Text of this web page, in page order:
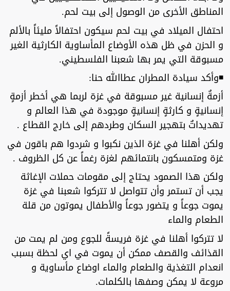
المناطق الأخرى من الوصول إلى بيت لحم.
احتفال الميلاد في بيت لحم سيكون احتفالاً مليئاً بالألم
و الحزن في ظل هذه الأوضاع المأساوية الكارثية الغير
مسبوقة التي يمر بها شعبنا الفلسطيني.
◾وأكد سيادة المطران عطاالله حنا:
أزمةٌ إنسانية غير مسبوقة في غزة لربما هي أخطر أزمةٍ
إنسانيةٍ و كارثةٍ إنسانيةٍ موجودة في هذا العالم و
تهديداتٌ بتهجير السكان وطردهم إلى خارج القطاع .
ولكن أهلنا في غزة الذين نكبوا و شردوا هم باقون في
غزة ومتمسكون بانتمائهم لغزة رغماً عن كل الظروف .
ولكن هذا الصمود يحتاج إلى مقومات حملات الإغاثة
يجب أن تستمر وأن تتواصل لا تتركوا شعبنا في غزة
يموت جوعاً و يتضور جوعاً والأطفال يموتون من قلة
الطعام والماء
لا تتركوا أهلنا في غزة فريسةً للجوع ومن لم يمت من
القذائف والقصف ممكن أن يموت في اي لحظة بسبب
انعدام التغذية والطعام والماء اوضاع مأساوية و
مروعة لا يمكن وصفها بالكلمات.